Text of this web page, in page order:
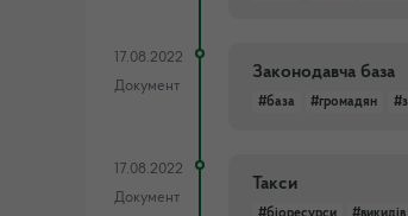
17.08.2022
Документ
Законодавча база
#база #громадян
17.08.2022
Документ
Такси